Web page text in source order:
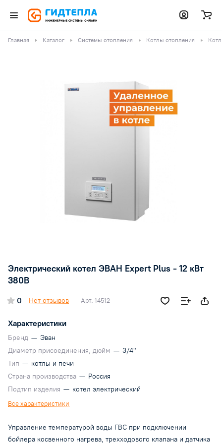
Главная Каталог Системы отопления Котлы отопления
Электрический котел ЭВАН Expert Plus - 12 кВт
380В
0 Нет отзывов Арт. 14512
Характеристики
Бренд — Эван
Диаметр присоединения, дюйм — 3/4"
Тип — котлы и печи
Страна производства — Россия
Подтип изделия — котел электрический
Все характеристики
Управление температурой воды ГВС при подключении
бойлера косвенного нагрева, трехходового клапана и датчика